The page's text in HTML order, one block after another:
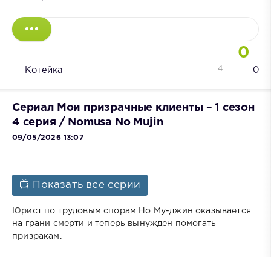
0
Котейка 0
4
Сериал Мои призрачные клиенты – 1 сезон
4 серия / Nomusa No Mujin
09/05/2026 13:07
📺 Показать все серии
Юрист по трудовым спорам Но Му-джин оказывается
на грани смерти и теперь вынужден помогать
призракам.